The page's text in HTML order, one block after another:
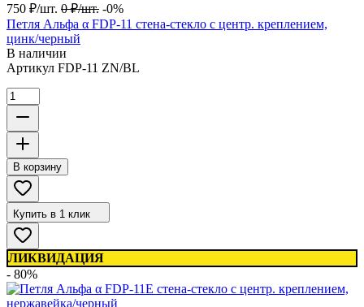
750 ₽/шт. 0 ₽/шт. -0%
Петля Альфа α FDP-11 стена-стекло с центр. креплением,
цинк/черный
В наличии
Артикул FDP-11 ZN/BL
В корзину
Купить в 1 клик
ЛИКВИДАЦИЯ
- 80%